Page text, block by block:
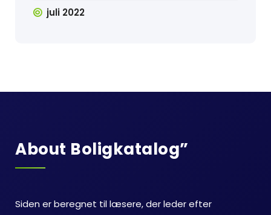
juli 2022
About Boligkatalog”
Siden er beregnet til læsere, der leder efter